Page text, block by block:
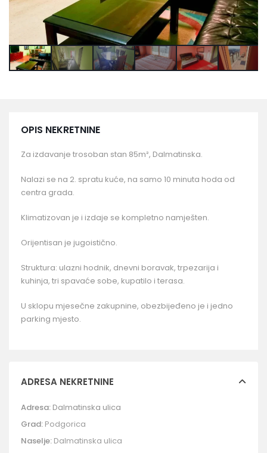
OPIS NEKRETNINE
Za izdavanje trosoban stan 85m², Dalmatinska.
Nalazi se na 2. spratu kuće, na samo 10 minuta hoda od
centra grada.
Klimatizovan je i izdaje se kompletno namješten.
Orijentisan je jugoistično.
Struktura: ulazni hodnik, dnevni boravak, trpezarija i
kuhinja, tri spavaće sobe, kupatilo i terasa.
U sklopu mjesečne zakupnine, obezbijeđeno je i jedno
parking mjesto.
ADRESA NEKRETNINE
Adresa: Dalmatinska ulica
Grad: Podgorica
Naselje: Dalmatinska ulica